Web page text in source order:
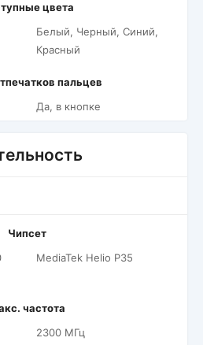
цвета
Белый, Черный, Синий,
Красный
пальцев
Да, в кнопке
Чипсет
MediaTek Helio P35
частота
2300 МГц